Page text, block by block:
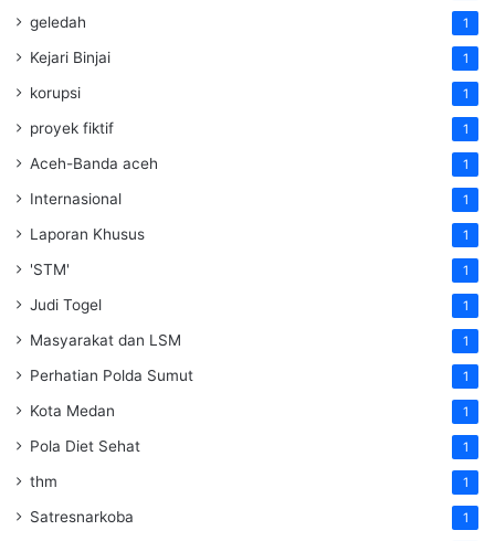
geledah 1
Kejari Binjai 1
korupsi 1
proyek fiktif 1
Aceh-Banda aceh 1
Internasional 1
Laporan Khusus 1
'STM' 1
Judi Togel 1
Masyarakat dan LSM 1
Perhatian Polda Sumut 1
Kota Medan 1
Pola Diet Sehat 1
thm 1
Satresnarkoba 1